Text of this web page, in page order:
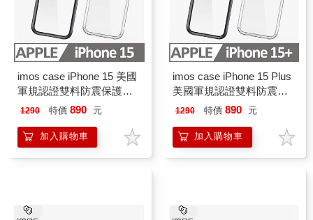
imos case iPhone 15 美國
軍規認證雙料防震保護殼
黑色/透明
1290 特價 890 元
加入購物車
imos case iPhone 15 Plus
美國軍規認證雙料防震保
護殼 黑色/透明
1290 特價 890 元
加入購物車